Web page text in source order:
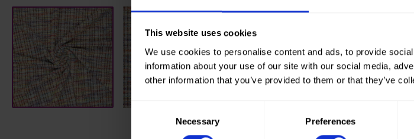
This website uses cookies
We use cookies to personalise content and ads, to provide
information about your use of our site with our social media,
other information that you’ve provided to them or that they’ve
Consent
Necessary Preferences